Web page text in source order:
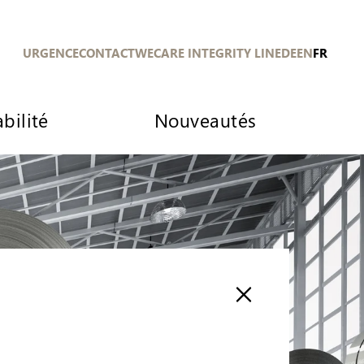
URGENCECONTACTWECARE INTEGRITY LINEDEENFR
Nouveautés